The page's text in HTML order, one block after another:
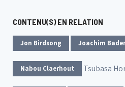
CONTENU(S) EN RELATION
Jon Birdsong Joachim
Nabou Claerhout Tsubasa